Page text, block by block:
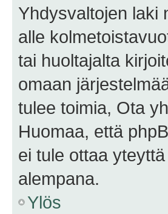
Yhdysvaltojen laki
alle
tai huoltajalta
omaan
tulee toimia, Ota
Huomaa, että
ei tule ottaa
alempana.
Ylös